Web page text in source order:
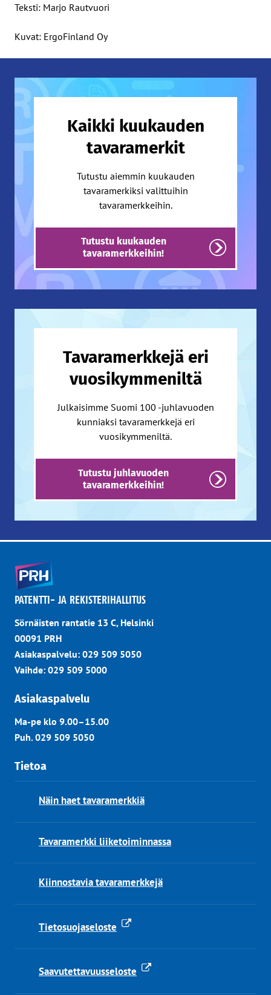
Teksti: Marjo Rautvuori
Kuvat: ErgoFinland Oy
Kaikki kuukauden
tavaramerkit
Tutustu aiemmin kuukauden
tavaramerkiksi valittuihin
tavaramerkkeihin.
Tutustu kuukauden
tavaramerkkeihin!
Tavaramerkkejä eri
vuosikymmeniltä
Julkaisimme Suomi 100 -juhlavuoden
kunniaksi tavaramerkkejä eri
vuosikymmeniltä.
Tutustu juhlavuoden
tavaramerkkeihin!
PATENTTI- JA REKISTERIHALLITUS
Sörnäisten rantatie 13 C, Helsinki
00091 PRH
Asiakaspalvelu: 029 509 5050
Vaihde: 029 509 5000
Asiakaspalvelu
Ma-pe klo 9.00–15.00
Puh. 029 509 5050
Tietoa
Näin haet tavaramerkkiä
Tavaramerkki liiketoiminnassa
Kiinnostavia tavaramerkkejä
Tietosuojaseloste
Saavutettavuusseloste